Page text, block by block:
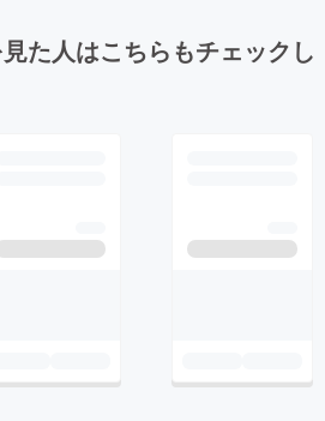
た人はこちらもチェックし